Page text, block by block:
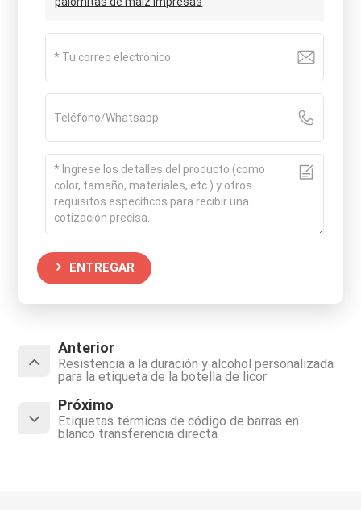
ENTREGAR
Anterior
Resistencia a la duración y alcohol personalizada
para la etiqueta de la botella de licor
Próximo
Etiquetas térmicas de código de barras en
blanco transferencia directa